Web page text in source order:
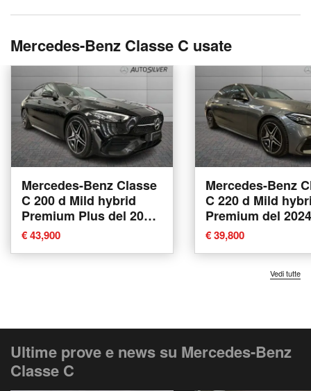
Mercedes-Benz Classe C usate
Mercedes-Benz Classe
C 200 d Mild hybrid
Premium Plus del 2024
usata a Verona
€ 43,900
Mercedes-Benz
C 220 d Mild
Premium del 2024
usata a Verona
€ 39,800
Vedi tutte
Ultime prove e news su Mercedes-Benz
Classe C